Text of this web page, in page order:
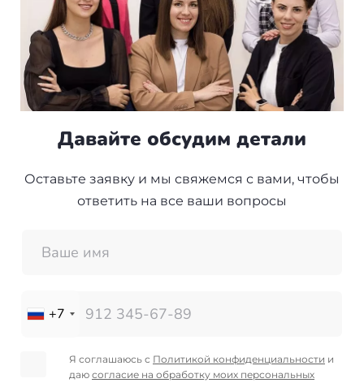
Давайте обсудим детали
Оставьте заявку и мы свяжемся с вами, чтобы
ответить на все ваши вопросы
+7
Я соглашаюсь с Политикой конфиденциальности и
даю согласие на обработку моих персональных